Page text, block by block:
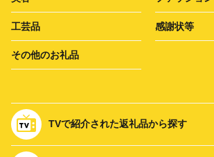
工芸品 感謝状等
その他のお礼品
TVで紹介された返礼品から探す